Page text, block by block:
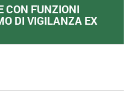
CON FUNZIONI
DI VIGILANZA EX